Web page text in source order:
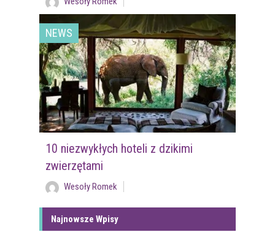
NEWS
10 niezwykłych hoteli z dzikimi
zwierzętami
Wesoły Romek
Najnowsze Wpisy